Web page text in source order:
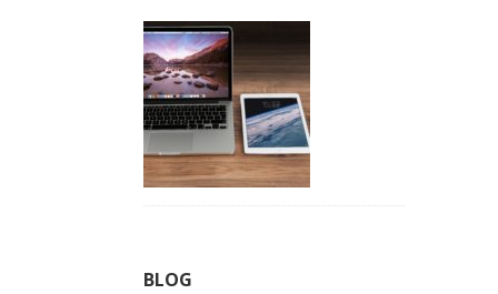
BLOG